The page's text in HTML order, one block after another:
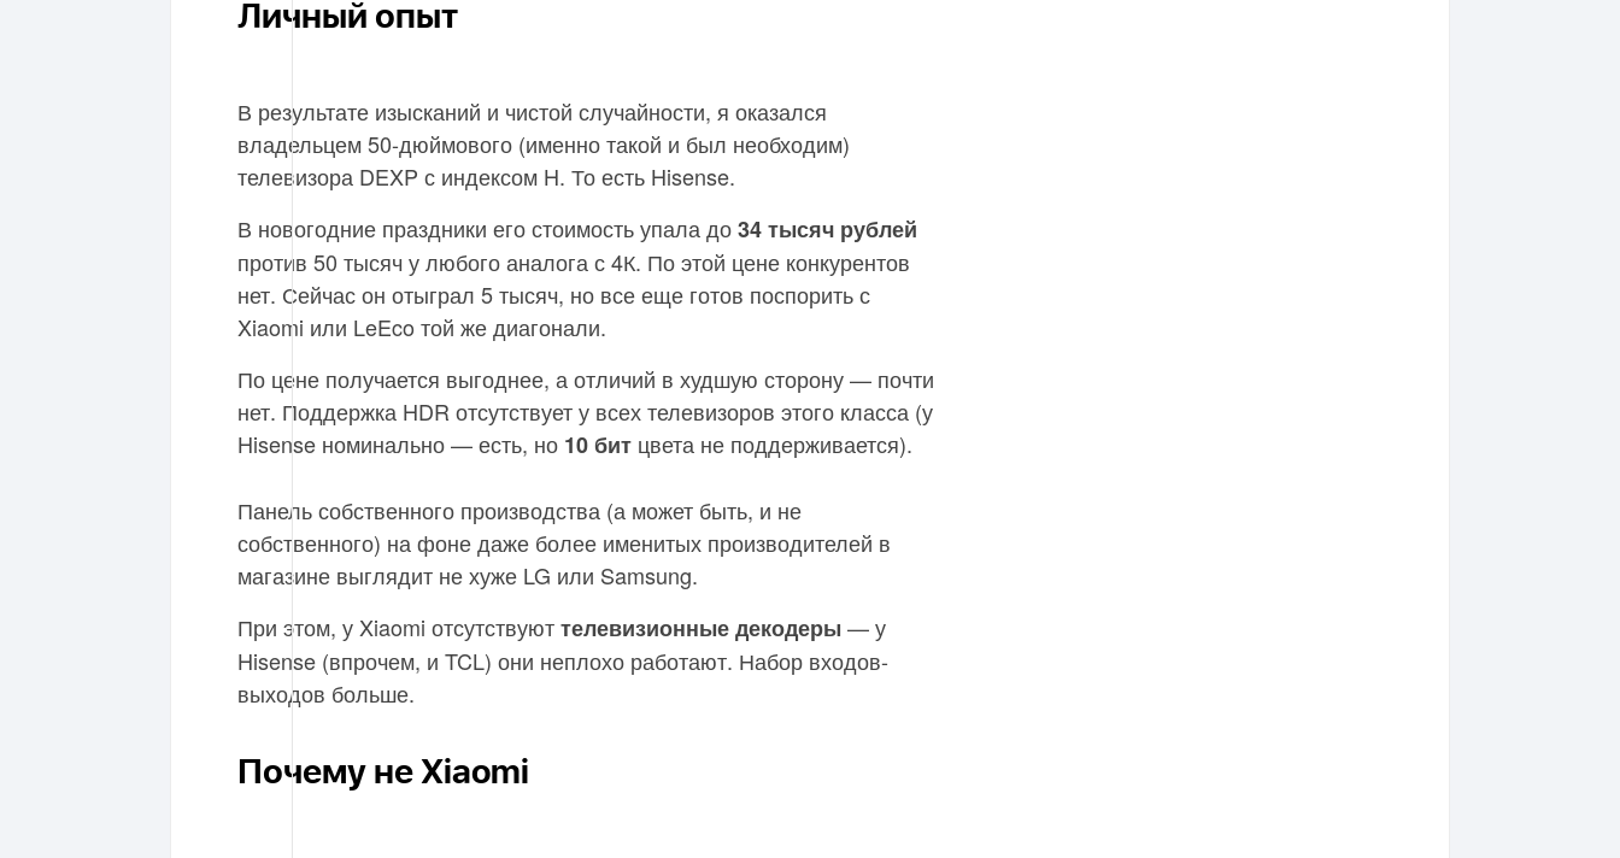
Личный опыт
В результате изысканий и чистой случайности, я оказался
владельцем 50-дюймового (именно такой и был необходим)
телевизора DEXP с индексом H. То есть Hisense.
В новогодние праздники его стоимость упала до34 тысяч рублей
против 50 тысяч у любого аналога с 4К. По этой цене конкурентов
нет. Сейчас он отыграл 5 тысяч, но все еще готов поспорить с
Xiaomi или LeEco той же диагонали.
По цене получается выгоднее, а отличий в худшую сторону — почти
нет. Поддержка HDR отсутствует у всех телевизоров этого класса (у
Hisense номинально — есть, но 10 бит цвета не поддерживается).
Панель собственного производства (а может быть, и не
собственного) на фоне даже более именитых производителей в
магазине выглядит не хуже LG или Samsung.
При этом, у Xiaomi отсутствуюттелевизионные декодеры — у
Hisense (впрочем, и TCL) они неплохо работают. Набор входов-
выходов больше.
Почему не Xiaomi